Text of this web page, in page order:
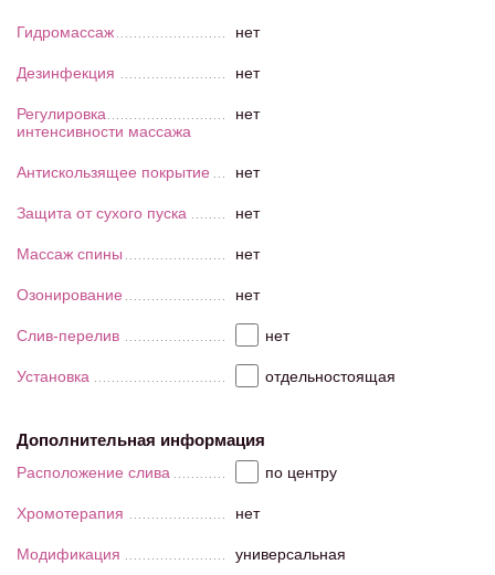
Гидромассаж нет
Дезинфекция нет
Регулировка
интенсивности массажа
нет
Антискользящее покрытие нет
Защита от сухого пуска нет
Массаж спины нет
Озонирование нет
Слив-перелив нет
Установка отдельностоящая
Дополнительная информация
Расположение слива по центру
Хромотерапия нет
Модификация универсальная